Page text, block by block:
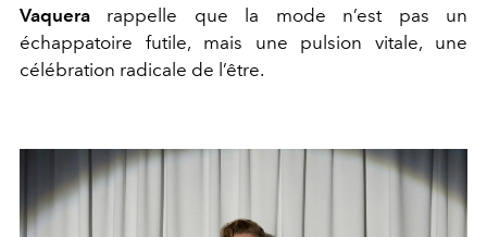
Vaquera rappelle que la mode n’est pas un
échappatoire futile, mais une pulsion vitale, une
célébration radicale de l’être.